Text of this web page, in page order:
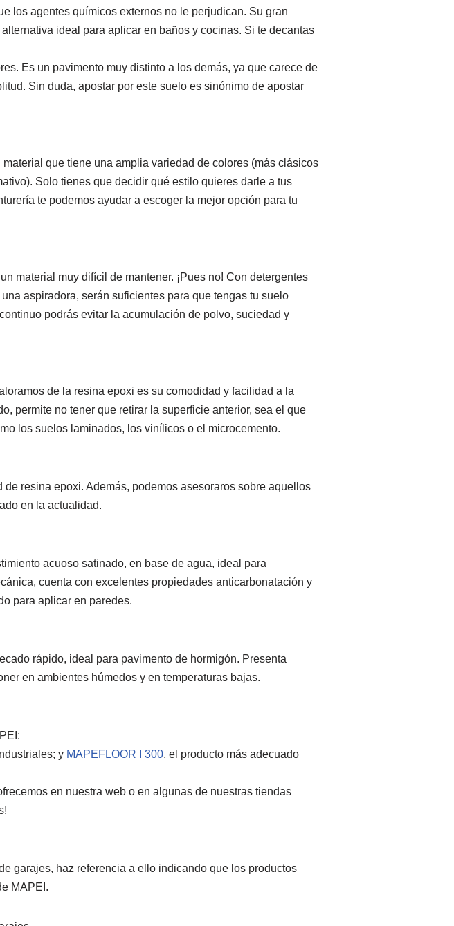
los agentes químicos externos no le perjudican. Su gran
ideal para aplicar en baños y cocinas. Si te decantas
Es un pavimento muy distinto a los demás, ya que carece de
Sin duda, apostar por este suelo es sinónimo de apostar
que tiene una amplia variedad de colores (más clásicos
Solo tienes que decidir qué estilo quieres darle a tus
te podemos ayudar a escoger la mejor opción para tu
material muy difícil de mantener. ¡Pues no! Con detergentes
aspiradora, serán suficientes para que tengas tu suelo
podrás evitar la acumulación de polvo, suciedad y
de la resina epoxi es su comodidad y facilidad a la
permite no tener que retirar la superficie anterior, sea el que
los suelos laminados, los vinílicos o el microcemento.
resina epoxi. Además, podemos asesoraros sobre aquellos
en la actualidad.
acuoso satinado, en base de agua, ideal para
cuenta con excelentes propiedades anticarbonatación y
para aplicar en paredes.
rápido, ideal para pavimento de hormigón. Presenta
en ambientes húmedos y en temperaturas bajas.
y MAPEFLOOR I 300, el producto más adecuado
en nuestra web o en algunas de nuestras tiendas
garajes, haz referencia a ello indicando que los productos
MAPEI.